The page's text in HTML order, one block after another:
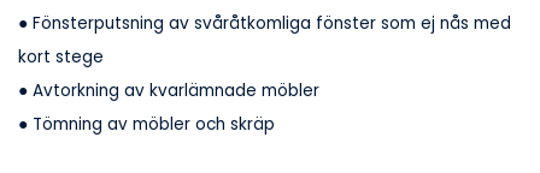
● Fönsterputsning av svåråtkomliga fönster som ej nås med
kort stege
● Avtorkning av kvarlämnade möbler
● Tömning av möbler och skräp